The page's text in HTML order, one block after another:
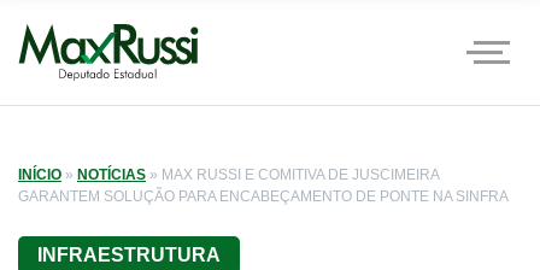
INÍCIO » NOTÍCIAS » MAX RUSSI E COMITIVA DE JUSCIMEIRA
GARANTEM SOLUÇÃO PARA ENCABEÇAMENTO DE PONTE NA SINFRA
INFRAESTRUTURA